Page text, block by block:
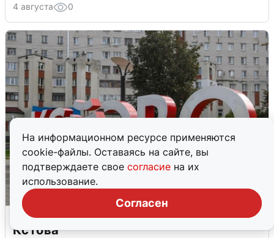
На информационном ресурсе применяются
cookie-файлы. Оставаясь на сайте, вы
подтверждаете свое согласие на их
использование.
Согласен
4 августа 0
Грохот в небе разбудил жителей
Кстова